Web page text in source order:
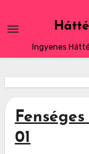
content
Ingyenes
01